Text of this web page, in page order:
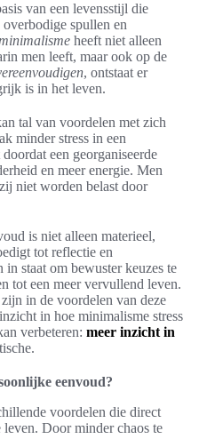
van een levensstijl die
spullen en
heeft niet alleen
men leeft, maar ook op de
, ontstaat er
is in het leven.
tal van voordelen met zich
minder stress in een
een georganiseerde
en meer energie. Men
niet worden belast door
is niet alleen materieel,
tot reflectie en
staat om bewuster keuzes te
tot een meer vervullend leven.
in de voordelen van deze
in hoe minimalisme stress
verbeteren: meer inzicht in
eenvoud?
voordelen die direct
Door minder chaos te